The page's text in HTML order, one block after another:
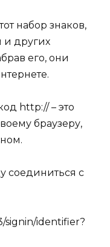
набор знаков,
и других
его, они
http:// – это
браузеру,
соединиться с
signin/identifier?